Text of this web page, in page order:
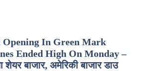
Opening In Green Mark
Ended High On Monday –
बाजार, अमेरिकी बाजार डाउ